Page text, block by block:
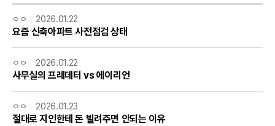
ㅇㅇ 2026.01.22
요즘 신축아파트 사전점검 상태
ㅇㅇ 2026.01.22
사무실의 프레데터 vs 에이리언
ㅇㅇ 2026.01.23
절대로 지인한테 돈 빌려주면 안되는 이유